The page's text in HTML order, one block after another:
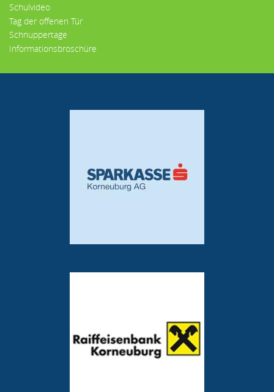
Schulvideo
Tag der offenen Tür
Schnuppertage
Informationsbroschüre